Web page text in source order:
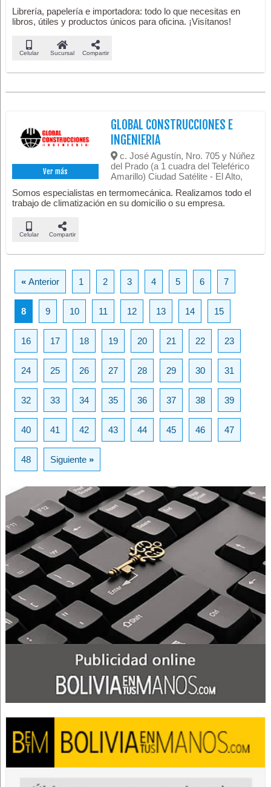
Librería, papelería e importadora: todo lo que necesitas en
libros, útiles y productos únicos para oficina. ¡Visítanos!
Celular Sucursal Compartir
Ver más
GLOBAL CONSTRUCCIONES E
INGENIERIA
c. José Agustín, Nro. 705 y Núñez
del Prado (a 1 cuadra del Teleférico
Amarillo) Ciudad Satélite - El Alto,
Somos especialistas en termomecánica. Realizamos todo el
trabajo de climatización en su domicilio o su empresa.
Celular Compartir
«Anterior 1 2 3 4 5 6 7
8 9 10 11 12 13 14 15
16 17 18 19 20 21 22 23
24 25 26 27 28 29 30 31
32 33 34 35 36 37 38 39
40 41 42 43 44 45 46 47
48 Siguiente»